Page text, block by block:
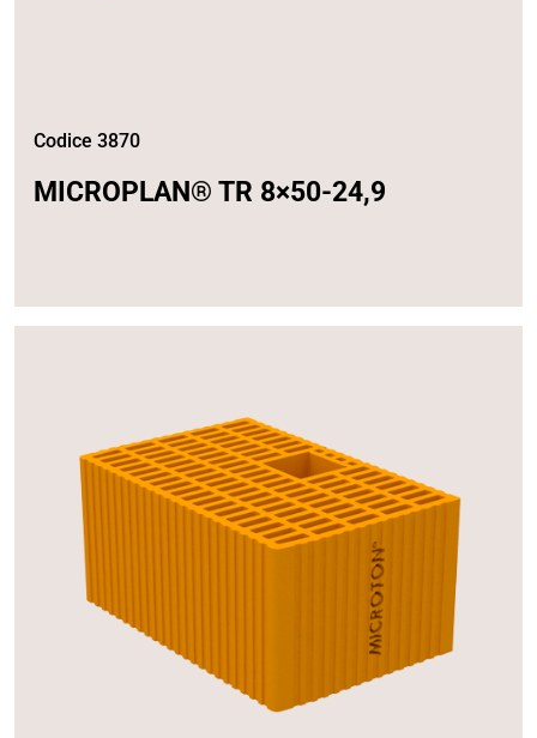
Codice 3870
MICROPLAN® TR 8×50-24,9